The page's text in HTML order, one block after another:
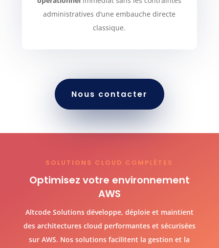
administratives d’une embauche directe
classique.
Nous contacter
SOLUTIONS CLOUD COMPLÈTES
Optimisez votre environnement
AWS
Altcode Solutions développe, déploie et maintient
des architectures cloud performantes et sécurisées
sur AWS. Nos solutions facilitent la gestion et la